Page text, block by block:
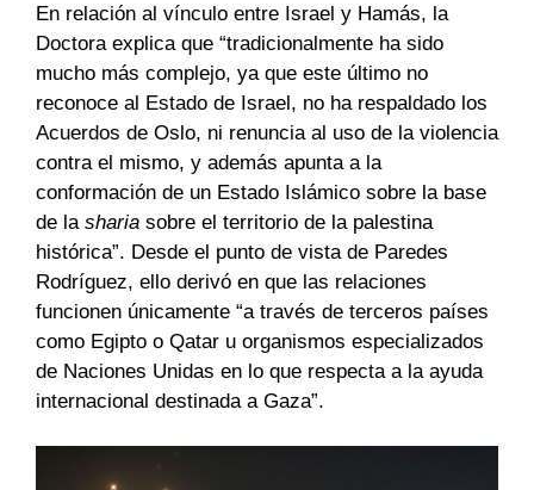
En relación al vínculo entre Israel y Hamás, la
Doctora explica que “tradicionalmente ha sido
mucho más complejo, ya que este último no
reconoce al Estado de Israel, no ha respaldado los
Acuerdos de Oslo, ni renuncia al uso de la violencia
contra el mismo, y además apunta a la
conformación de un Estado Islámico sobre la base
de la sharia sobre el territorio de la palestina
histórica”. Desde el punto de vista de Paredes
Rodríguez, ello derivó en que las relaciones
funcionen únicamente “a través de terceros países
como Egipto o Qatar u organismos especializados
de Naciones Unidas en lo que respecta a la ayuda
internacional destinada a Gaza”.